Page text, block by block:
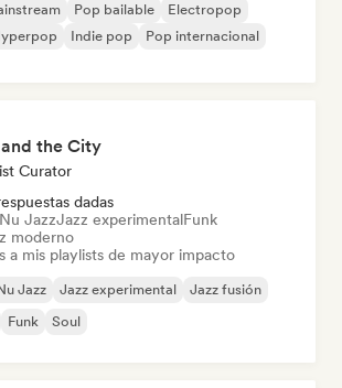
Pop bailable
Electropop
Indie pop
Pop internacional
the City
Curator
dadas
JazzJazz experimentalFunk
moderno
a mis playlists de mayor impacto
Jazz Jazz experimental
Jazz fusión
Funk Soul